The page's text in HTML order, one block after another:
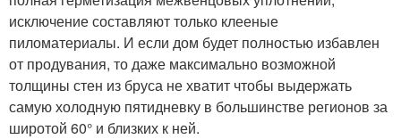
исключение составляют только клееные
пиломатериалы. И если дом будет полностью избавлен
от продувания, то даже максимально возможной
толщины стен из бруса не хватит чтобы выдержать
самую холодную пятидневку в большинстве регионов за
широтой 60° и близких к ней.